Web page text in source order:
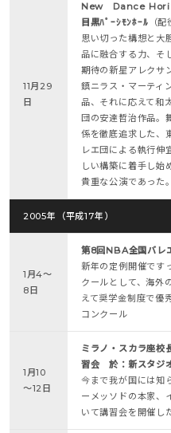
11月29
日
New Dance
目黒ﾊﾟｰｼﾓﾝﾎｰﾙ （配
思い切った構想と大
品に融合する力、そ
期待の新星アレクサ
鎮ニラス・マーティ
品、それに応えて和
団の安達哲治作品。
係を徹底追求した、
レエ団による執行伸
しい構築に着手し始
貴重な公演であった。
2005年（平成17年）
1月4～
8日
第8回NBA全国バレ
新年の定例開催です
クールとして、海外
えて奨学金制度で優
コンクール
1月10
～12日
ミラノ・スカラ座校
習会 於：新スタジ
今まで我が国には知
ーメッソドの本家、
いて講習会を開催し